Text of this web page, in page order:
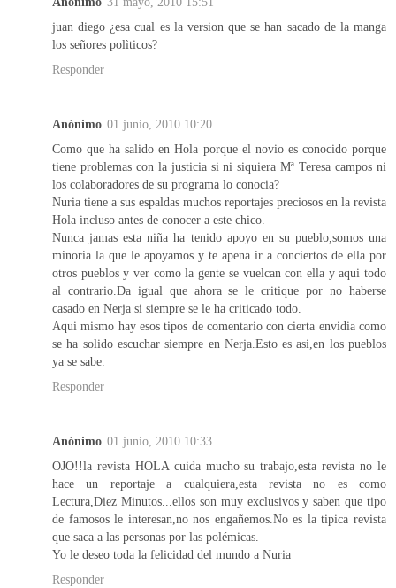
juan diego ¿esa cual es la version que se han sacado de la manga
los señores polìticos?
Responder
Anónimo 01 junio, 2010 10:20
Como que ha salido en Hola porque el novio es conocido porque
tiene problemas con la justicia si ni siquiera Mª Teresa campos ni
los colaboradores de su programa lo conocia?
Nuria tiene a sus espaldas muchos reportajes preciosos en la revista
Hola incluso antes de conocer a este chico.
Nunca jamas esta niña ha tenido apoyo en su pueblo,somos una
minoria la que le apoyamos y te apena ir a conciertos de ella por
otros pueblos y ver como la gente se vuelcan con ella y aqui todo
al contrario.Da igual que ahora se le critique por no haberse
casado en Nerja si siempre se le ha criticado todo.
Aqui mismo hay esos tipos de comentario con cierta envidia como
se ha solido escuchar siempre en Nerja.Esto es asi,en los pueblos
ya se sabe.
Responder
Anónimo 01 junio, 2010 10:33
OJO!!la revista HOLA cuida mucho su trabajo,esta revista no le
hace un reportaje a cualquiera,esta revista no es como
Lectura,Diez Minutos...ellos son muy exclusivos y saben que tipo
de famosos le interesan,no nos engañemos.No es la tipica revista
que saca a las personas por las polémicas.
Yo le deseo toda la felicidad del mundo a Nuria
Responder